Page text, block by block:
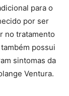
para o
por ser
no tratamento
possui
sintomas da
Ventura.